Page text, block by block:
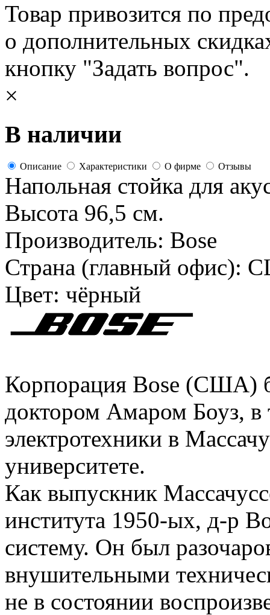
Товар привозится по
о дополнительных
кнопку "Задать вопрос".
×
В наличии
Описание Характеристики О фирме Отзывы
Напольная стойка для
Высота 96,5 см.
Производитель: Bose
Страна (главный офис):
Цвет: чёрный
Корпорация Bose (США)
доктором Амаром Боуз, в
электротехники в
университете.
Как выпускник
института 1950-ых, д-р
систему. Он был
внушительными
не в состоянии